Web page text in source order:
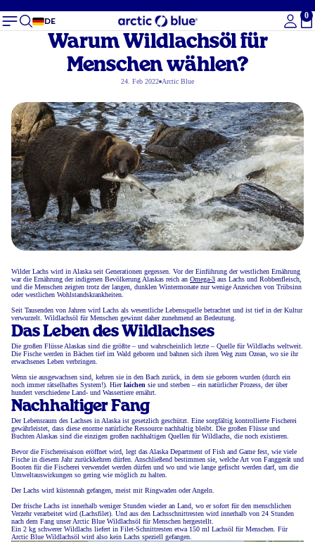
DE
0
Warum Wildlachsöl für
Menschen wählen?
24. Feb 2022 Arctic Blue
Wilder Lachs wird in Alaska seit Generationen gegessen. Vor der Einführung der westlichen Ernährung
war die Ernährung der indigenen Bevölkerung Alaskas reich an Omega-3 aus Lachs und Robbenfleisch,
und die Menschen zeigten trotz der langen, dunklen Wintermonate nur wenige Anzeichen von Trübsinn
oder westlichen Wohlstandskrankheiten.
Seit Tausenden von Jahren wird Lachs als wesentliche Lebensquelle betrachtet und ist tief in der Kultur
verwurzelt. Wildlachsöl für Menschen gewinnt daher zunehmend an Bedeutung.
Das Leben des Wildlachses
Die großen Flüsse Alaskas sind die größte – und wahrscheinlich letzte – Quelle für Wildlachs weltweit.
Die Fische werden in Bächen tief im Wald geboren und bahnen sich ihren Weg zum Ozean, wo sie ihr
erwachsenes Leben verbringen.
Wenn sie ausgewachsen sind, kehren sie in den Bach zurück, in dem sie geboren wurden (durch ein
noch immer rätselhaftes System!). Hierlaichen sie und sterben – ein natürlicher Prozess, der über
hundert verschiedene Land- und Wassertiere ernährt.
Nachhaltiger Fang
Der Lebensraum des Lachses in Alaska ist gesetzlich geschützt. Eine sorgfältig kontrollierte Fischerei
gewährleistet, dass diese enorme natürliche Ressource nachhaltig bleibt. Die großen Flüsse und
Buchten Alaskas sind die einzigen großen nachhaltigen Quellen für Wildlachs, die noch existieren.
Bevor die Fischereisaison eröffnet wird, legt das Alaska Department of Fish and Game fest, wie viele
Fische in diesem Jahr zurückkehren dürfen. Anschließend bestimmen sie, welche Art von Fanggerät und
Booten für die Fischerei verwendet werden dürfen und wo und wie lange gefischt werden darf, um die
Umweltauswirkungen so gering wie möglich zu halten.
Der Lachs wird küstennah gefangen, meist mit Ringwaden oder Angeln.
Der frische Lachs ist innerhalb weniger Stunden wieder an Land, wo er sofort für den menschlichen
Verzehr verarbeitet wird (Lachsfilet). Und aus den Lachsschnittresten wird innerhalb von 24 Stunden
nach dem Fang unser Arctic Blue Wildlachsöl für Menschen hergestellt.
Ein 2 kg schwerer Wildlachs liefert in Filet-Schnittresten etwa 150 ml Lachsöl für Menschen. Für
Arctic Blue Wildlachsöl wird also kein Lachs speziell gefangen.